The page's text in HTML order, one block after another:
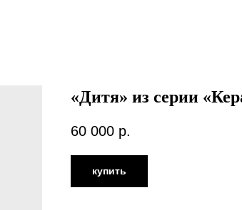
«Дитя» из серии
60 000 р.
купить